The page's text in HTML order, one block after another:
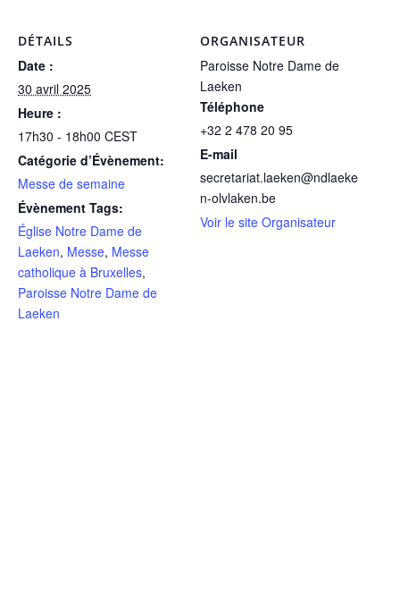
DÉTAILS
Date :
30 avril 2025
Heure :
17h30 - 18h00 CEST
Catégorie d’Évènement:
Messe de semaine
Évènement Tags:
Église Notre Dame de
Laeken, Messe, Messe
catholique à Bruxelles,
Paroisse Notre Dame de
Laeken
ORGANISATEUR
Paroisse Notre Dame de
Laeken
Téléphone
+32 2 478 20 95
E-mail
secretariat.laeken@ndlaeke
n-olvlaken.be
Voir le site Organisateur